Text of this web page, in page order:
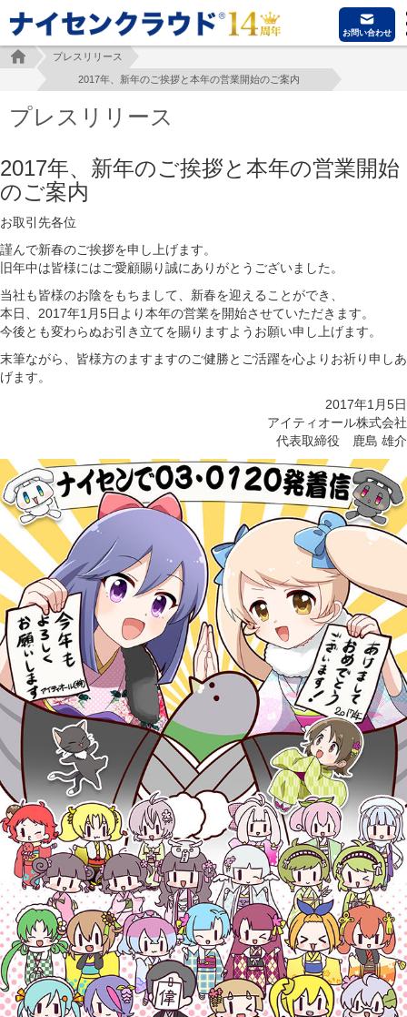
お問い合わせ
プレスリリース
2017年、新年のご挨拶と本年の営業開始のご案内
プレスリリース
2017年、新年のご挨拶と本年の営業開始
のご案内
お取引先各位
謹んで新春のご挨拶を申し上げます。
旧年中は皆様にはご愛顧賜り誠にありがとうございました。
当社も皆様のお陰をもちまして、新春を迎えることができ、
本日、2017年1月5日より本年の営業を開始させていただきます。
今後とも変わらぬお引き立てを賜りますようお願い申し上げます。
末筆ながら、皆様方のますますのご健勝とご活躍を心よりお祈り申しあ
げます。
2017年1月5日
アイティオール株式会社
代表取締役 鹿島 雄介